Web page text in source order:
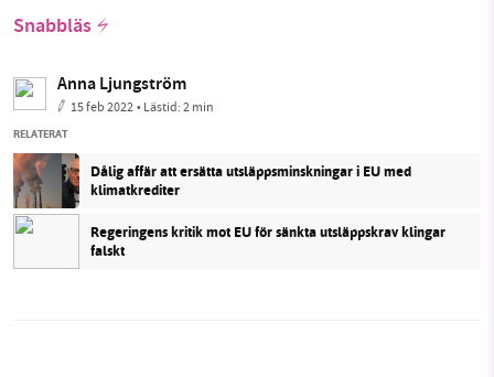
Snabbläs
Anna Ljungström
15 feb 2022• Lästid:2 min
RELATERAT
Dålig affär att ersätta utsläppsminskningar i EU med
klimatkrediter
Regeringens kritik mot EU för sänkta utsläppskrav klingar
falskt